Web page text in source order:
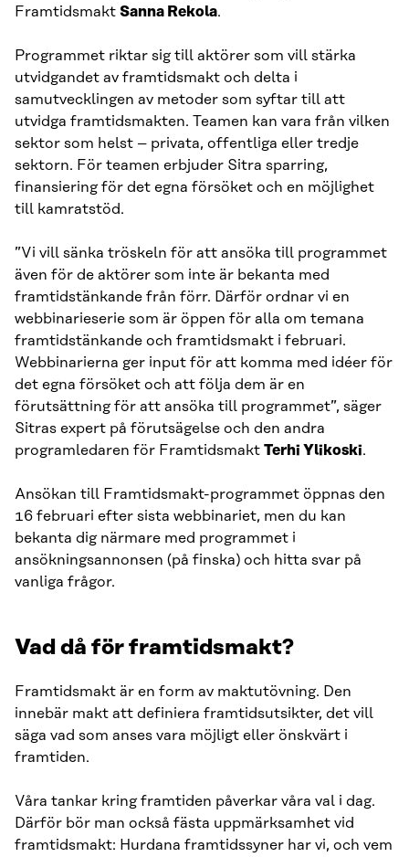
Framtidsmakt Sanna Rekola.
Programmet riktar sig till aktörer som vill stärka
utvidgandet av framtidsmakt och delta i
samutvecklingen av metoder som syftar till att
utvidga framtidsmakten. Teamen kan vara från vilken
sektor som helst – privata, offentliga eller tredje
sektorn. För teamen erbjuder Sitra sparring,
finansiering för det egna försöket och en möjlighet
till kamratstöd.
”Vi vill sänka tröskeln för att ansöka till programmet
även för de aktörer som inte är bekanta med
framtidstänkande från förr. Därför ordnar vi en
webbinarieserie som är öppen för alla om temana
framtidstänkande och framtidsmakt i februari.
Webbinarierna ger input för att komma med idéer för
det egna försöket och att följa dem är en
förutsättning för att ansöka till programmet”, säger
Sitras expert på förutsägelse och den andra
programledaren för Framtidsmakt Terhi Ylikoski.
Ansökan till Framtidsmakt-programmet öppnas den
16 februari efter sista webbinariet, men du kan
bekanta dig närmare med programmet i
ansökningsannonsen (på finska) och hitta svar på
vanliga frågor.
Vad då för framtidsmakt?
Framtidsmakt är en form av maktutövning. Den
innebär makt att definiera framtidsutsikter, det vill
säga vad som anses vara möjligt eller önskvärt i
framtiden.
Våra tankar kring framtiden påverkar våra val i dag.
Därför bör man också fästa uppmärksamhet vid
framtidsmakt: Hurdana framtidssyner har vi, och vem